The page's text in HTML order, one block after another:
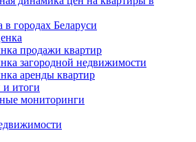
в городах Беларуси
продажи квартир
загородной недвижимости
аренды квартир
итоги
мониторинги